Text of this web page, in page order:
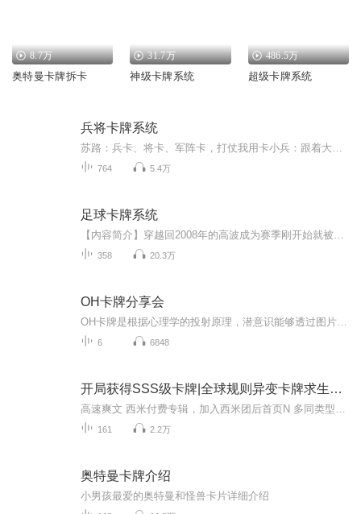
8.7万
奥特曼卡牌拆卡
31.7万
神级卡牌系统
486.5万
超级卡牌系统
兵将卡牌系统
764 5.4万
足球卡牌系统
358 20.3万
OH卡牌分享会
6 6848
开局获得SSS级卡牌|全球规则异变卡牌求生301
161 2.2万
奥特曼卡牌介绍
小男孩最爱的奥特曼和怪兽卡片详细介绍